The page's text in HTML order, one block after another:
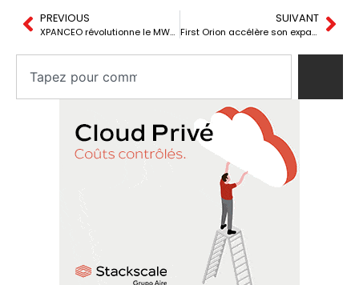
PREVIOUS
XPANCEO révolutionne le MWC Barcelone 2025 avec cinq prototypes de lentilles intelligentes
SUIVANT
First Orion accélère son expansion mondiale avec le lancement de Global Exchange, sa plateforme de nouvelle génération.